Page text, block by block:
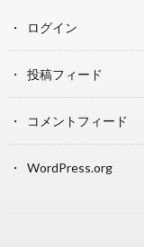
ログイン
投稿フィード
コメントフィード
WordPress.org